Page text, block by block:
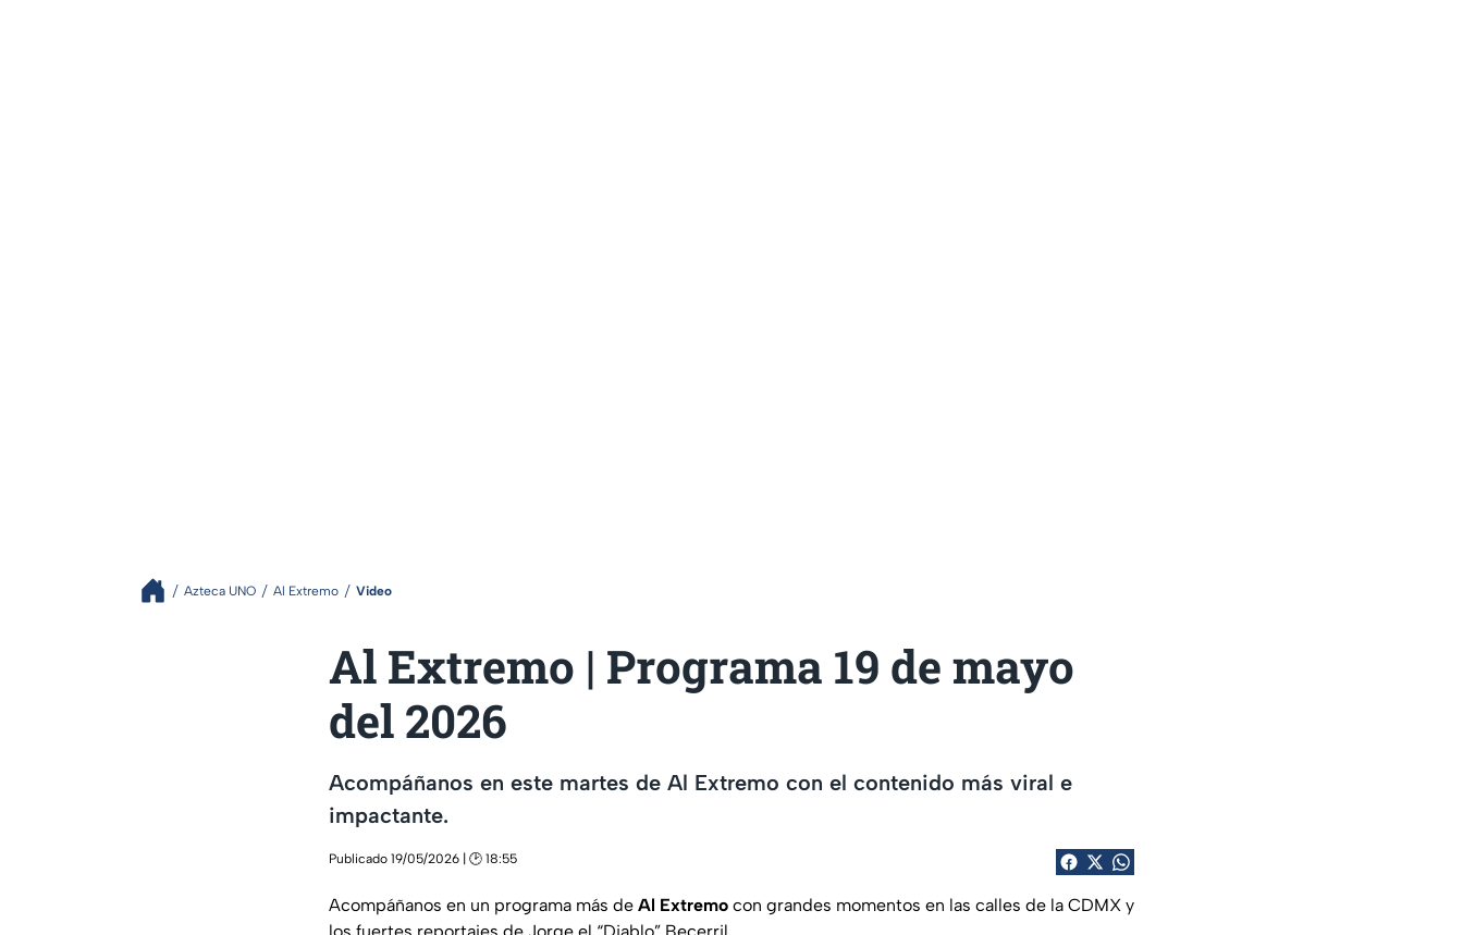
Azteca UNO Al Extremo Video
Al Extremo | Programa 19 de mayo
del 2026
Acompáñanos en este martes de Al Extremo con el contenido más viral e
impactante.
Publicado 19/05/2026 | 🕑 18:55
Acompáñanos en un programa más de Al Extremo con grandes momentos en las calles de la CDMX y